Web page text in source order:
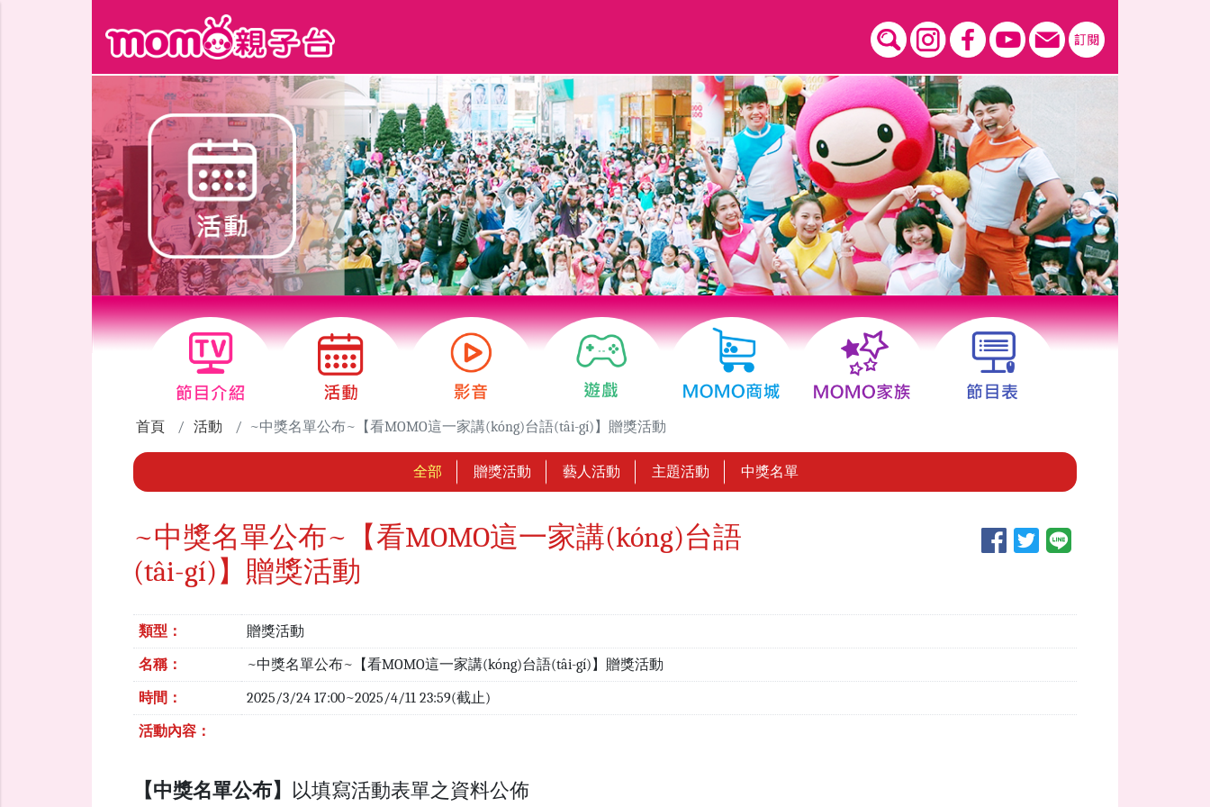
首頁 活動 ~中獎名單公布~【看MOMO這一家講(kóng)台語(tâi-gí)】贈獎活動
全部 贈獎活動 藝人活動 主題活動 中獎名單
~中獎名單公布~【看MOMO這一家講(kóng)台語
(tâi-gí)】贈獎活動
類型： 贈獎活動
名稱： ~中獎名單公布~【看MOMO這一家講(kóng)台語(tâi-gí)】贈獎活動
時間： 2025/3/24 17:00~2025/4/11 23:59(截止)
活動內容：
【中獎名單公布】 以填寫活動表單之資料公佈